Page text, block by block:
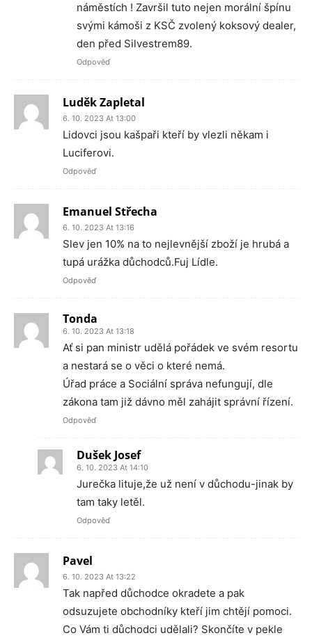
náměstích ! Završil tuto nejen morální špínu
svými kámoši z KSČ zvolený koksový dealer,
den před Silvestrem89.
Odpověď
Luděk Zapletal
6. 10. 2023 At 13:00
Lidovci jsou kašpaři kteří by vlezli někam i
Luciferovi.
Odpověď
Emanuel Střecha
6. 10. 2023 At 13:16
Slev jen 10% na to nejlevnější zboží je hrubá a
tupá urážka důchodců.Fuj Lídle.
Odpověď
Tonda
6. 10. 2023 At 13:18
Ať si pan ministr udělá pořádek ve svém resortu
a nestará se o věci o které nemá.
Úřad práce a Sociální správa nefungují, dle
zákona tam již dávno měl zahájit správní řízení.
Odpověď
Dušek Josef
6. 10. 2023 At 14:10
Jurečka lituje,že už není v důchodu-jinak by
tam taky letěl.
Odpověď
Pavel
6. 10. 2023 At 13:22
Tak napřed důchodce okradete a pak
odsuzujete obchodníky kteří jim chtějí pomoci.
Co Vám ti důchodci udělali? Skončíte v pekle